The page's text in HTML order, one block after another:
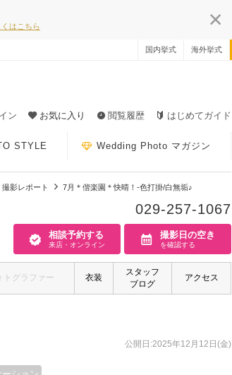
はこちら
国内挙式 海外挙式
ン
お気に入り 閲覧履歴 はじめてガイド
STYLE Wedding Photo マガジン
撮影レポート 7月＊偕楽園＊快晴！-色打掛/白無垢♪
029-257-1067
相談予約する
来店・オンライン
撮影日の空き
を確認する
トグラファー 衣装
スタッフ
ブログ
アクセス
公開日:2025年12月12日(金)